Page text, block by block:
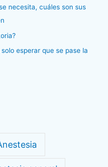
necesita, cuáles son sus
esperar que se pase la